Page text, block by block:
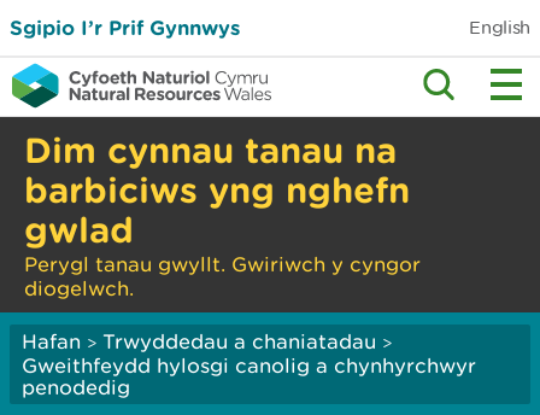
Sgipio I’r Prif Gynnwys English
Dim cynnau tanau na
barbiciws yng nghefn
gwlad
Perygl tanau gwyllt. Gwiriwch y cyngor
diogelwch.
Hafan > Trwyddedau a chaniatadau >
Gweithfeydd hylosgi canolig a chynhyrchwyr
penodedig